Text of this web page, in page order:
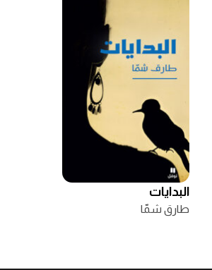
البدايات
طارق شمّا